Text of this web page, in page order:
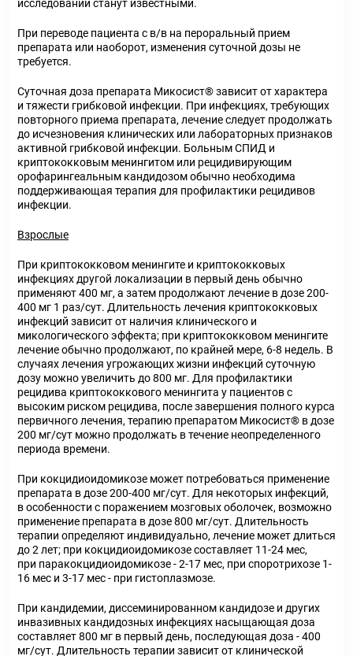
исследований станут известными.
При переводе пациента с в/в на пероральный прием
препарата или наоборот, изменения суточной дозы не
требуется.
Суточная доза препарата Микосист®зависит от характера
и тяжести грибковой инфекции. При инфекциях, требующих
повторного приема препарата, лечение следует продолжать
до исчезновения клинических или лабораторных признаков
активной грибковой инфекции. Больным СПИД и
криптококковым менингитом или рецидивирующим
орофарингеальным кандидозом обычно необходима
поддерживающая терапия для профилактики рецидивов
инфекции.
Взрослые
При криптококковом менингите и криптококковых
инфекциях другой локализации в первый день обычно
применяют 400 мг, а затем продолжают лечение в дозе 200-
400 мг 1 раз/сут. Длительность лечения криптококковых
инфекций зависит от наличия клинического и
микологического эффекта; при криптококковом менингите
лечение обычно продолжают, по крайней мере, 6-8 недель. В
случаях лечения угрожающих жизни инфекций суточную
дозу можно увеличить до 800 мг. Для профилактики
рецидива криптококкового менингита у пациентов с
высоким риском рецидива, после завершения полного курса
первичного лечения, терапию препаратом Микосист® в дозе
200 мг/сут можно продолжать в течение неопределенного
периода времени.
При кокцидиоидомикозе может потребоваться применение
препарата в дозе 200-400 мг/сут. Для некоторых инфекций,
в особенности с поражением мозговых оболочек, возможно
применение препарата в дозе 800 мг/сут. Длительность
терапии определяют индивидуально, лечение может длиться
до 2 лет; при кокцидиоидомикозе составляет 11-24 мес,
при паракокцидиоидомикозе - 2-17 мес, при споротрихозе 1-
16 мес и 3-17 мес - при гистоплазмозе.
При кандидемии, диссеминированном кандидозе и других
инвазивных кандидозных инфекциях насыщающая доза
составляет 800 мг в первый день, последующая доза - 400
мг/сут. Длительность терапии зависит от клинической